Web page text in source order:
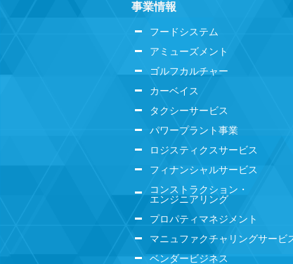
事業情報
フードシステム
アミューズメント
ゴルフカルチャー
カーベイス
タクシーサービス
パワープラント事業
ロジスティクスサービス
フィナンシャルサービス
コンストラクション・
エンジニアリング
プロパティマネジメント
マニュファクチャリングサービ
ベンダービジネス